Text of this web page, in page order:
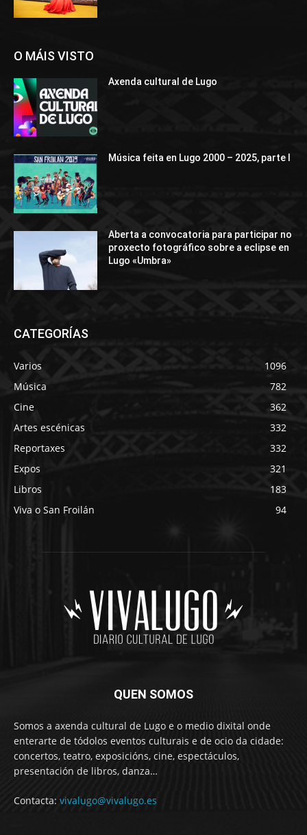
O MÁIS VISTO
Axenda cultural de Lugo
Música feita en Lugo 2000 – 2025, parte I
Aberta a convocatoria para participar no
proxecto fotográfico sobre a eclipse en
Lugo «Umbra»
CATEGORÍAS
Varios
1096
Música
782
Cine
362
Artes escénicas
332
Reportaxes
332
Expos
321
Libros
183
Viva o San Froilán
94
QUEN SOMOS
Somos a axenda cultural de Lugo e o medio dixital onde
enterarte de tódolos eventos culturais e de ocio da cidade:
concertos, teatro, exposicións, cine, espectáculos,
presentación de libros, danza…
Contacta: vivalugo@vivalugo.es